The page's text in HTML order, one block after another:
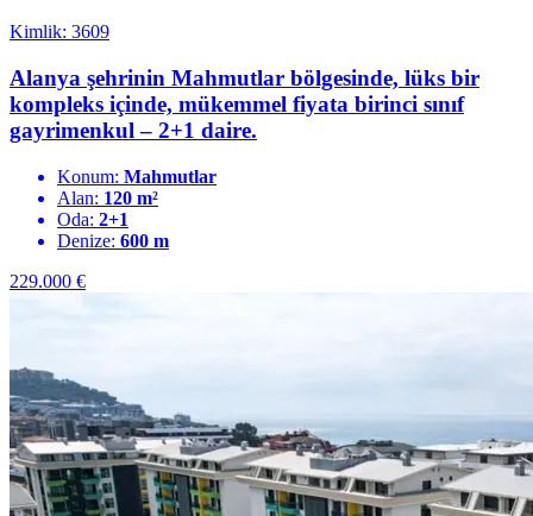
Kimlik: 3609
Alanya şehrinin Mahmutlar bölgesinde, lüks bir
kompleks içinde, mükemmel fiyata birinci sınıf
gayrimenkul – 2+1 daire.
Konum: Mahmutlar
Alan: 120 m²
Oda: 2+1
Denize: 600 m
229.000 €